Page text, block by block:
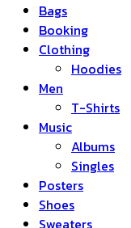
Bags
Booking
Clothing
Hoodies
Men
T-Shirts
Music
Albums
Singles
Posters
Shoes
Sweaters